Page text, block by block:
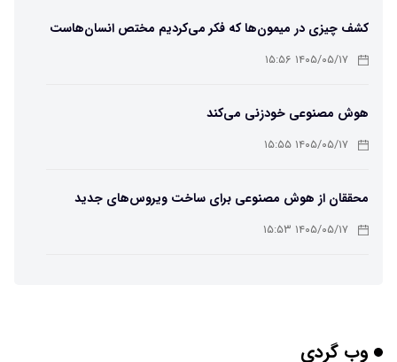
کشف چیزی در میمون‌ها که فکر می‌کردیم مختص انسان‌هاست
۱۴۰۵/۰۵/۱۷ ۱۵:۵۶
هوش مصنوعی خودزنی می‌کند
۱۴۰۵/۰۵/۱۷ ۱۵:۵۵
محققان از هوش مصنوعی برای ساخت ویروس‌های جدید
استفاده کردند
۱۴۰۵/۰۵/۱۷ ۱۵:۵۳
وب گردی